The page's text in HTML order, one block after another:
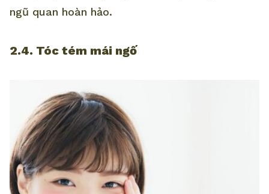
ngũ quan hoàn hảo.
2.4. Tóc tém mái ngố